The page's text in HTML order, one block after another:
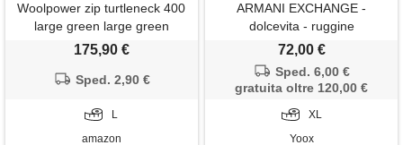
Woolpower zip turtleneck 400
large green large green
175,90 €
Sped. 2,90 €
L
amazon
ARMANI EXCHANGE -
dolcevita - ruggine
72,00 €
Sped. 6,00 €
gratuita oltre 120,00 €
XL
Yoox